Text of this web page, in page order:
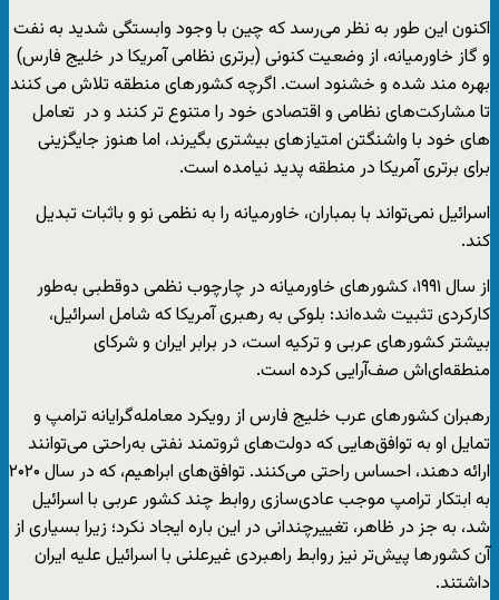
اکنون این طور به نظر می‌رسد که چین با وجود وابستگی شدید به نفت
و گاز خاورمیانه، از وضعیت کنونی (برتری نظامی آمریکا در خلیج فارس)
بهره مند شده و خشنود است. اگرچه کشور‌های منطقه تلاش می کنند
تا مشارکت‌های نظامی و اقتصادی خود را متنوع‌ تر کنند و در تعامل
های خود با واشنگتن امتیاز‌های بیشتری بگیرند، اما هنوز جایگزینی
برای برتری آمریکا در منطقه پدید نیامده است.
اسرائیل نمی‌تواند با بمباران، خاورمیانه را به نظمی نو و باثبات تبدیل
کند.
از سال ۱۹۹۱، کشور‌های خاورمیانه در چارچوب نظمی دو‌قطبی به‌طور
کارکردی تثبیت شده‌اند: بلوکی به رهبری آمریکا که شامل اسرائیل،
بیشتر کشور‌های عربی و ترکیه است، در برابر ایران و شرکای
منطقه‌ای‌اش صف‌آرایی کرده است.
رهبران کشور‌های عرب خلیج فارس از رویکرد معامله‌گرایانه ترامپ و
تمایل او به توافق‌هایی که دولت‌های ثروتمند نفتی به‌راحتی می‌توانند
ارائه دهند، احساس راحتی می‌کنند. توافق‌های ابراهیم، که در سال ۲۰۲۰
به ابتکار ترامپ موجب عادی‌سازی روابط چند کشور عربی با اسرائیل
شد، به جز در ظاهر، تغییرچندانی در این باره ایجاد نکرد؛ زیرا بسیاری از
آن کشور‌ها پیش‌تر نیز روابط راهبردی غیرعلنی با اسرائیل علیه ایران
داشتند.